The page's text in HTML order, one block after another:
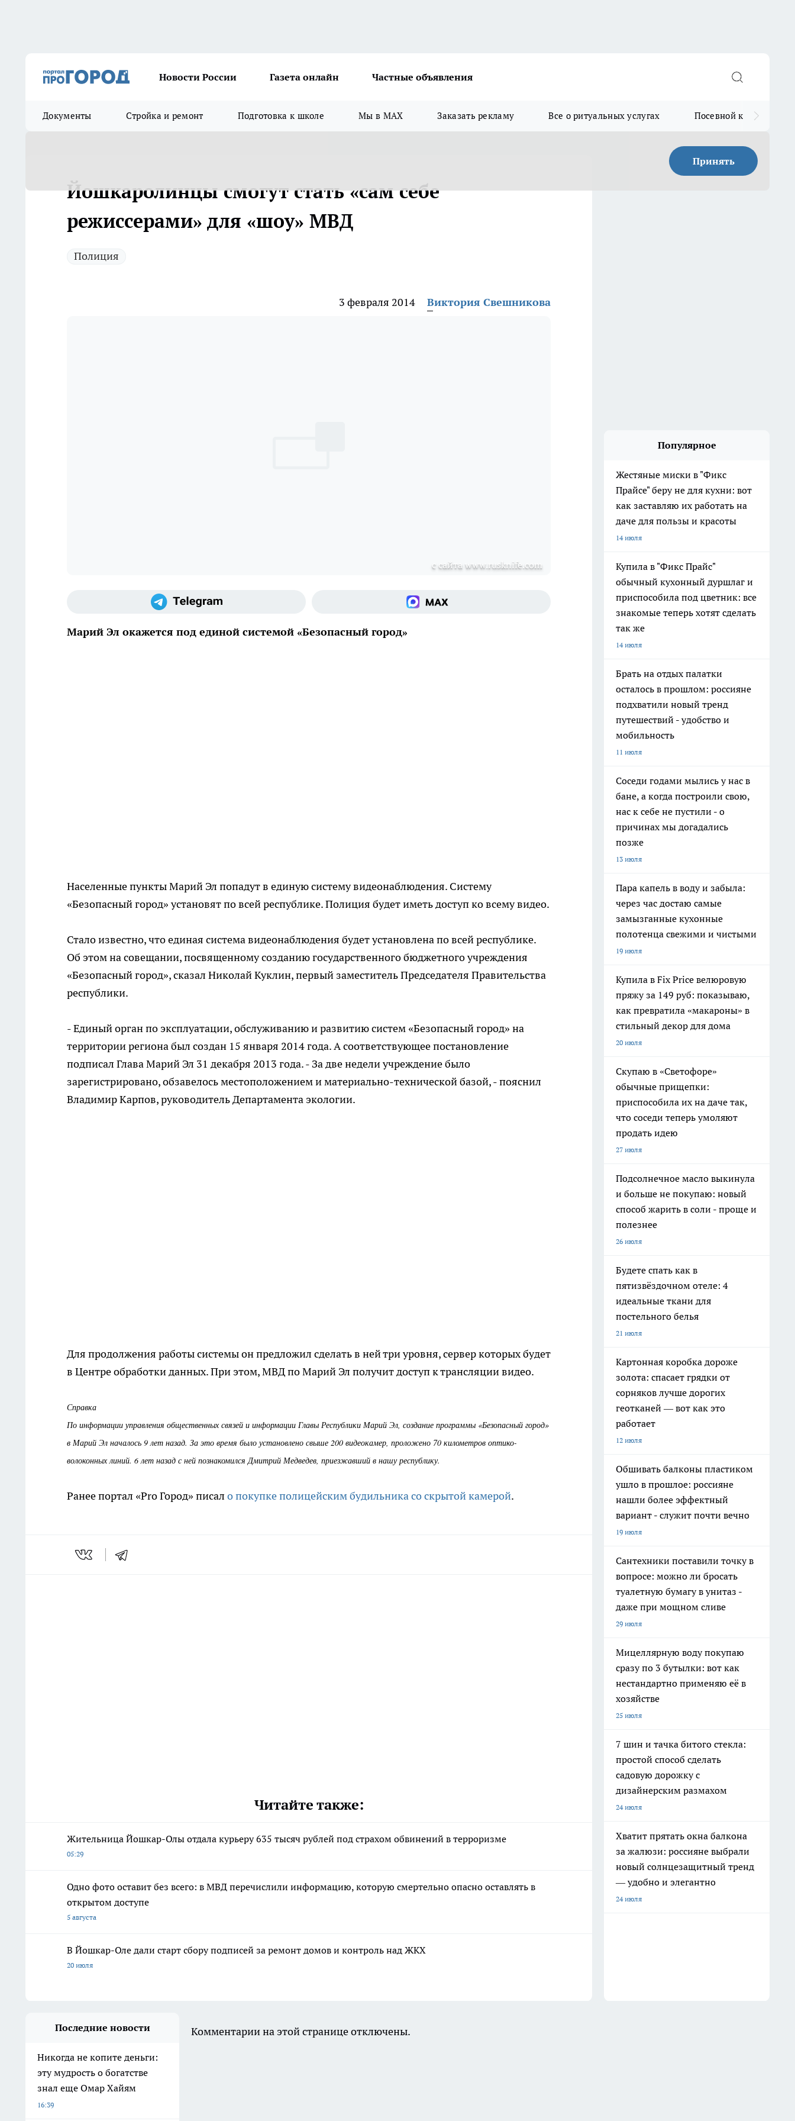
Новости России Газета онлайн Частные объявления
Документы Стройка и ремонт Подготовка к школе Мы в MAX Заказать рекламу Все о ритуальных услугах Посевной календарь
Принять
Йошкаролинцы смогут стать «сам себе
режиссерами» для «шоу» МВД
Полиция
3 февраля 2014 Виктория Свешникова
с сайта www.rusknife.com
Марий Эл окажется под единой системой «Безопасный город»
Населенные пункты Марий Эл попадут в единую систему видеонаблюдения. Систему
«Безопасный город» установят по всей республике. Полиция будет иметь доступ ко всему видео.
Стало известно, что единая система видеонаблюдения будет установлена по всей республике.
Об этом на совещании, посвященному созданию государственного бюджетного учреждения
«Безопасный город», сказал Николай Куклин, первый заместитель Председателя Правительства
республики.
- Единый орган по эксплуатации, обслуживанию и развитию систем «Безопасный город» на
территории региона был создан 15 января 2014 года. А соответствующее постановление
подписал Глава Марий Эл 31 декабря 2013 года. - За две недели учреждение было
зарегистрировано, обзавелось местоположением и материально-технической базой, - пояснил
Владимир Карпов, руководитель Департамента экологии.
Для продолжения работы системы он предложил сделать в ней три уровня, сервер которых будет
в Центре обработки данных. При этом, МВД по Марий Эл получит доступ к трансляции видео.
Справка
По информации управления общественных связей и информации Главы Республики Марий Эл, создание программы «Безопасный город»
в Марий Эл началось 9 лет назад. За это время было установлено свыше 200 видеокамер, проложено 70 километров оптико-
волоконных линий. 6 лет назад с ней познакомился Дмитрий Медведев, приезжавший в нашу республику.
Ранее портал «Pro Город» писал о покупке полицейским будильника со скрытой камерой.
Читайте также:
Жительница Йошкар-Олы отдала курьеру 635 тысяч рублей под страхом обвинений в терроризме
05:29
Одно фото оставит без всего: в МВД перечислили информацию, которую смертельно опасно оставлять в
открытом доступе
5 августа
В Йошкар-Оле дали старт сбору подписей за ремонт домов и контроль над ЖКХ
20 июля
Популярное
Жестяные миски в "Фикс
Прайсе" беру не для кухни: вот
как заставляю их работать на
даче для пользы и красоты
14 июля
Купила в "Фикс Прайс"
обычный кухонный дуршлаг и
приспособила под цветник: все
знакомые теперь хотят сделать
так же
14 июля
Брать на отдых палатки
осталось в прошлом: россияне
подхватили новый тренд
путешествий - удобство и
мобильность
11 июля
Соседи годами мылись у нас в
бане, а когда построили свою,
нас к себе не пустили - о
причинах мы догадались
позже
13 июля
Пара капель в воду и забыла:
через час достаю самые
замызганные кухонные
полотенца свежими и чистыми
19 июля
Купила в Fix Price велюровую
пряжу за 149 руб: показываю,
как превратила «макароны» в
стильный декор для дома
20 июля
Скупаю в «Светофоре»
обычные прищепки:
приспособила их на даче так,
что соседи теперь умоляют
продать идею
27 июля
Подсолнечное масло выкинула
и больше не покупаю: новый
способ жарить в соли - проще и
полезнее
26 июля
Будете спать как в
пятизвёздочном отеле: 4
идеальные ткани для
постельного белья
21 июля
Картонная коробка дороже
золота: спасает грядки от
сорняков лучше дорогих
геотканей — вот как это
работает
12 июля
Обшивать балконы пластиком
ушло в прошлое: россияне
нашли более эффектный
вариант - служит почти вечно
19 июля
Сантехники поставили точку в
вопросе: можно ли бросать
туалетную бумагу в унитаз -
даже при мощном сливе
29 июля
Мицеллярную воду покупаю
сразу по 3 бутылки: вот как
нестандартно применяю её в
хозяйстве
25 июля
7 шин и тачка битого стекла:
простой способ сделать
садовую дорожку с
дизайнерским размахом
24 июля
Хватит прятать окна балкона
за жалюзи: россияне выбрали
новый солнцезащитный тренд
— удобно и элегантно
24 июля
Последние новости
Никогда не копите деньги:
эту мудрость о богатстве
знал еще Омар Хайям
16:39
Комментарии на этой странице отключены.